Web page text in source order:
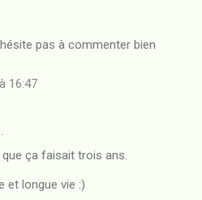
pas à commenter bien
16:47
ça faisait trois ans.
et longue vie :)